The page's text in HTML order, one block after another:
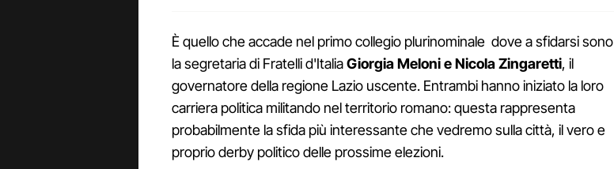
È quello che accade nel primo collegio plurinominale dove a sfidarsi sono
la segretaria di Fratelli d'ItaliaGiorgia Meloni e Nicola Zingaretti, il
governatore della regione Lazio uscente. Entrambi hanno iniziato la loro
carriera politica militando nel territorio romano: questa rappresenta
probabilmente la sfida più interessante che vedremo sulla città, il vero e
proprio derby politico delle prossime elezioni.